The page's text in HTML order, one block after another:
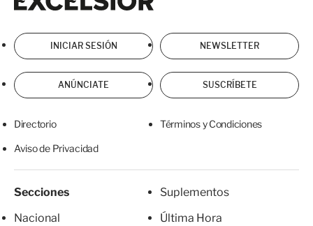
INICIAR SESIÓN NEWSLETTER
ANÚNCIATE SUSCRÍBETE
Directorio Términos y Condiciones
Aviso de Privacidad
Secciones
Nacional
Suplementos
Última Hora